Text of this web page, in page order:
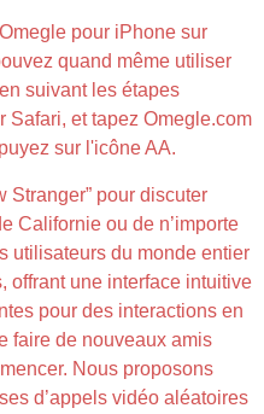
pour iPhone sur
quand même utiliser
suivant les étapes
Safari, et tapez Omegle.com
sur l'icône AA.
Stranger” pour discuter
Californie ou de n’importe
utilisateurs du monde entier
offrant une interface intuitive
pour des interactions en
faire de nouveaux amis
Nous proposons
d’appels vidéo aléatoires